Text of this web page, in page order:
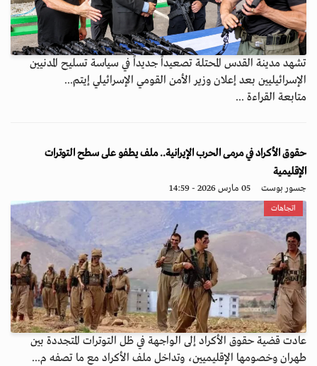
تشهد مدينة القدس المحتلة تصعيداً جديداً في سياسة تسليح المدنيين
الإسرائيليين بعد إعلان وزير الأمن القومي الإسرائيلي إيتم...
متابعة القراءة ...
حقوق الأكراد في مرمى الحرب الإيرانية.. ملف يطفو على سطح التوترات
الإقليمية
جسور بوست 05 مارس 2026 - 14:59
اتجاهات
عادت قضية حقوق الأكراد إلى الواجهة في ظل التوترات المتجددة بين
طهران وخصومها الإقليميين، وتداخل ملف الأكراد مع ما تصفه م...